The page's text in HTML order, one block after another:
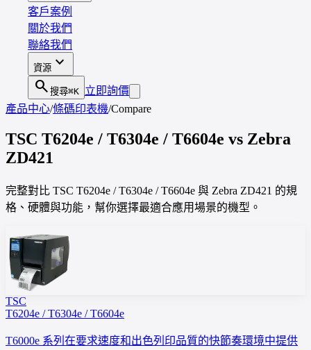
客戶案例
關於我們
聯絡我們
資源 expand_more
search 搜尋⌘K 立即詢價
產品中心/條碼印表機/Compare
TSC T6204e / T6304e / T6604e vs Zebra
ZD421
完整對比 TSC T6204e / T6304e / T6604e 與 Zebra ZD421 的規
格、硬體與功能，幫你選擇最適合應用場景的機型。
TSC
T6204e / T6304e / T6604e
T6000e 系列在要求速度和出色列印品質的快節奏環境中提供